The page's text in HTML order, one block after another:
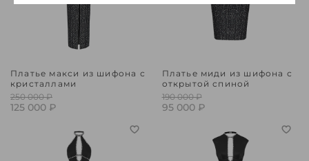
Платье макси из шифона с
кристаллами
250 000 ₽
125 000 ₽
Платье миди из шифона с
открытой спиной
190 000 ₽
95 000 ₽